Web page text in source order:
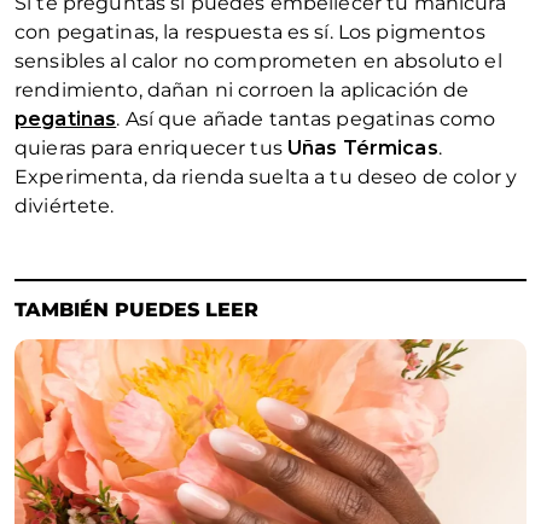
con pegatinas, la respuesta es sí. Los pigmentos
sensibles al calor no comprometen en absoluto el
rendimiento, dañan ni corroen la aplicación de
pegatinas. Así que añade tantas pegatinas como
quieras para enriquecer tus Uñas Térmicas.
Experimenta, da rienda suelta a tu deseo de color y
diviértete.
TAMBIÉN PUEDES LEER